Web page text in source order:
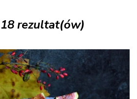
18 rezultat(ów)